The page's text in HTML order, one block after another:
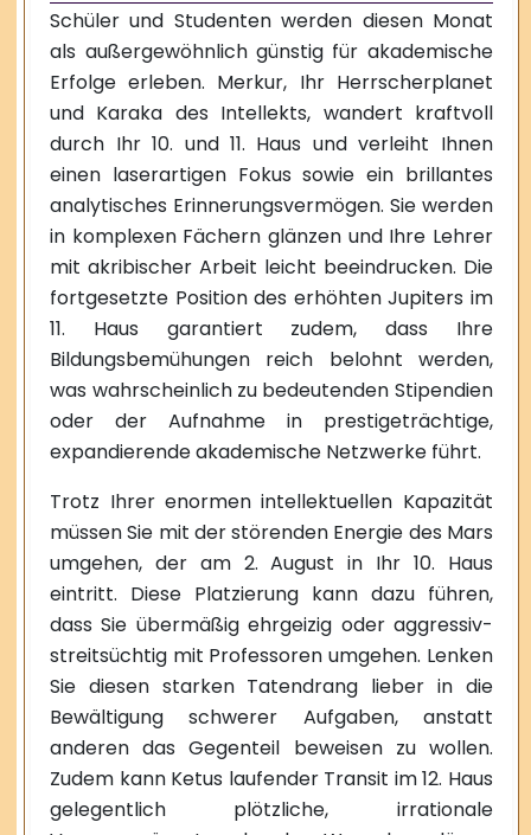
Schüler und Studenten werden diesen Monat
als außergewöhnlich günstig für akademische
Erfolge erleben. Merkur, Ihr Herrscherplanet
und Karaka des Intellekts, wandert kraftvoll
durch Ihr 10. und 11. Haus und verleiht Ihnen
einen laserartigen Fokus sowie ein brillantes
analytisches Erinnerungsvermögen. Sie werden
in komplexen Fächern glänzen und Ihre Lehrer
mit akribischer Arbeit leicht beeindrucken. Die
fortgesetzte Position des erhöhten Jupiters im
11. Haus garantiert zudem, dass Ihre
Bildungsbemühungen reich belohnt werden,
was wahrscheinlich zu bedeutenden Stipendien
oder der Aufnahme in prestigeträchtige,
expandierende akademische Netzwerke führt.
Trotz Ihrer enormen intellektuellen Kapazität
müssen Sie mit der störenden Energie des Mars
umgehen, der am 2. August in Ihr 10. Haus
eintritt. Diese Platzierung kann dazu führen,
dass Sie übermäßig ehrgeizig oder aggressiv-
streitsüchtig mit Professoren umgehen. Lenken
Sie diesen starken Tatendrang lieber in die
Bewältigung schwerer Aufgaben, anstatt
anderen das Gegenteil beweisen zu wollen.
Zudem kann Ketus laufender Transit im 12. Haus
gelegentlich plötzliche, irrationale